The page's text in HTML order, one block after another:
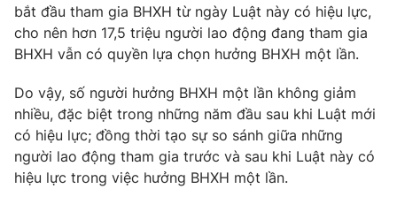
bắt đầu tham gia BHXH từ ngày Luật này có hiệu lực,
cho nên hơn 17,5 triệu người lao động đang tham gia
BHXH vẫn có quyền lựa chọn hưởng BHXH một lần.
Do vậy, số người hưởng BHXH một lần không giảm
nhiều, đặc biệt trong những năm đầu sau khi Luật mới
có hiệu lực; đồng thời tạo sự so sánh giữa những
người lao động tham gia trước và sau khi Luật này có
hiệu lực trong việc hưởng BHXH một lần.